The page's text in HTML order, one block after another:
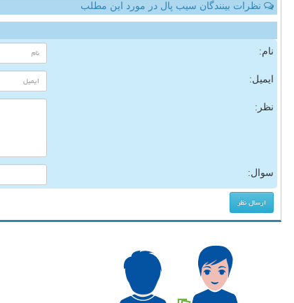
نظرات بینندگان سیب پال در مورد این مطلب
نام:
ایمیل:
نظر:
سوال: